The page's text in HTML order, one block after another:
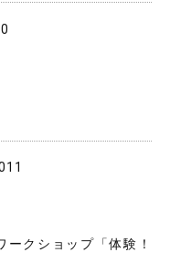
クショップ「体験！